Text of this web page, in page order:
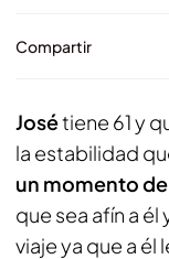
Compartir
Josétiene 61 y
la estabilidad
un momento
que sea afín a
viaje ya que a él